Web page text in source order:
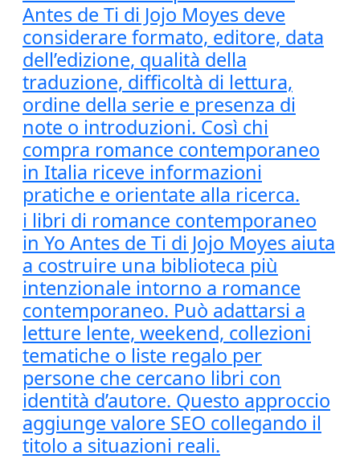
Antes de Ti di Jojo Moyes deve
considerare formato, editore, data
dell’edizione, qualità della
traduzione, difficoltà di lettura,
ordine della serie e presenza di
note o introduzioni. Così chi
compra romance contemporaneo
in Italia riceve informazioni
pratiche e orientate alla ricerca.
i libri di romance contemporaneo
in Yo Antes de Ti di Jojo Moyes aiuta
a costruire una biblioteca più
intenzionale intorno a romance
contemporaneo. Può adattarsi a
letture lente, weekend, collezioni
tematiche o liste regalo per
persone che cercano libri con
identità d’autore. Questo approccio
aggiunge valore SEO collegando il
titolo a situazioni reali.